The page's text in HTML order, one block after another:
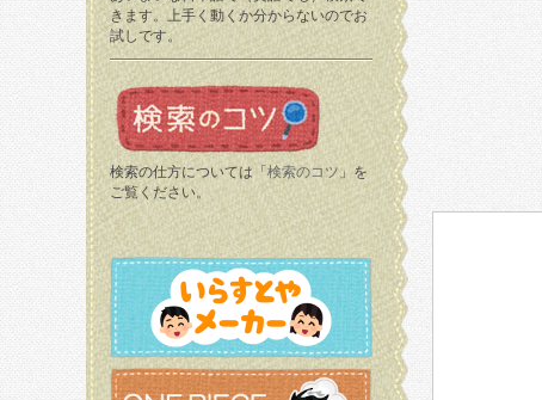
きます。上手く動くか分からないのでお
試しです。
検索の仕方については「 検索のコツ 」を
ご覧ください。